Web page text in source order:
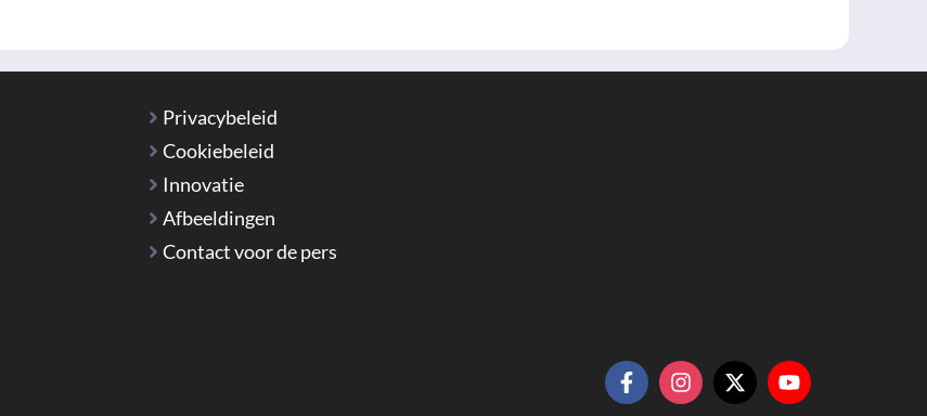
Privacybeleid
Cookiebeleid
Innovatie
Afbeeldingen
Contact voor de pers